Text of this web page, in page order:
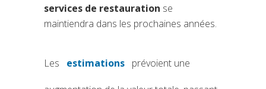
services de restauration se
maintiendra dans les prochaines années.
Les estimations
(si apre in una nuova scheda)
prévoient une